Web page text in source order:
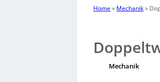
Home» Mechanik»
Mechanik